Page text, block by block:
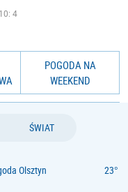
4
POGODA NA
WEEKEND
ŚWIAT
Olsztyn